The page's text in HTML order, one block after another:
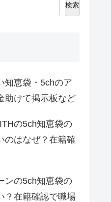
検索
知恵袋・5chのア
助けて掲示板など
の5ch知恵袋の
のはなぜ？在籍確
ンの5ch知恵袋の
？在籍確認で職場